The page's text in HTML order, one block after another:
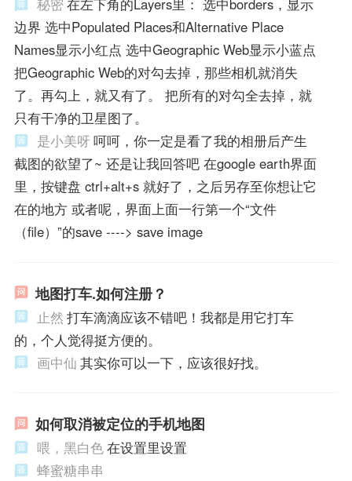
边界 选中Populated Places和Alternative Place
Names显示小红点 选中Geographic Web显示小蓝点
把Geographic Web的对勾去掉，那些相机就消失
了。再勾上，就又有了。 把所有的对勾全去掉，就
只有干净的卫星图了。
是小美呀 呵呵，你一定是看了我的相册后产生
截图的欲望了~ 还是让我回答吧 在google earth界面
里，按键盘 ctrl+alt+s 就好了，之后另存至你想让它
在的地方 或者呢，界面上面一行第一个“文件
（file）”的save ----> save image
地图打车.如何注册？
止然 打车滴滴应该不错吧！我都是用它打车
的，个人觉得挺方便的。
画中仙 其实你可以一下，应该很好找。
如何取消被定位的手机地图
喂，黑白色在设置里设置
蜂蜜糖串串